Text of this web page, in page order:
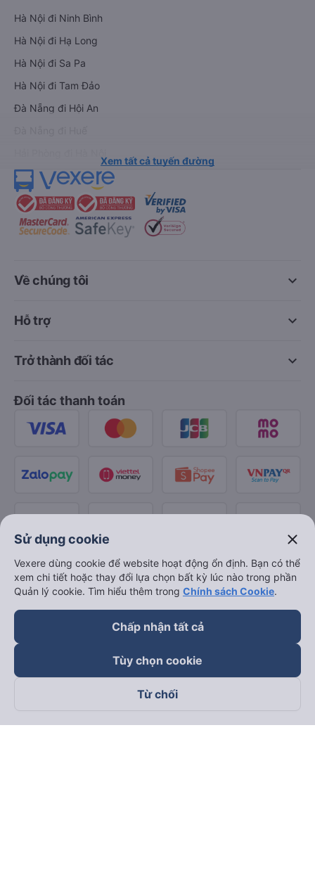
Hà Nội đi Ninh Bình
Hà Nội đi Hạ Long
Hà Nội đi Sa Pa
Hà Nội đi Tam Đảo
Đà Nẵng đi Hội An
Xem tất cả tuyến đường
keyboard_arrow_down
Về chúng tôi
keyboard_arrow_down
Hỗ trợ
keyboard_arrow_down
Trở thành đối tác
Đối tác thanh toán
Theo dõi chúng tôi trên
Sử dụng cookie close
Vexere dùng cookie để website hoạt động ổn định. Bạn có thể
xem chi tiết hoặc thay đổi lựa chọn bất kỳ lúc nào trong phần
Quản lý cookie. Tìm hiểu thêm trong Chính sách Cookie.
Chấp nhận tất cả
Tùy chọn cookie
Từ chối